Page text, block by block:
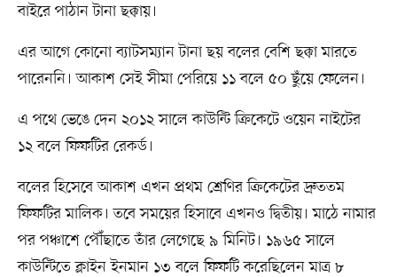
বাইরে পাঠান টানা ছক্কায়।
এর আগে কোনো ব্যাটসম্যান টানা ছয় বলের বেশি ছক্কা মারতে
পারেননি। আকাশ সেই সীমা পেরিয়ে ১১ বলে ৫০ ছুঁয়ে ফেলেন।
এ পথে ভেঙে দেন ২০১২ সালে কাউন্টি ক্রিকেটে ওয়েন নাইটের
১২ বলে ফিফটির রেকর্ড।
বলের হিসেবে আকাশ এখন প্রথম শ্রেণির ক্রিকেটের দ্রুততম
ফিফটির মালিক। তবে সময়ের হিসাবে এখনও দ্বিতীয়। মাঠে নামার
পর পঞ্চাশে পৌঁছাতে তাঁর লেগেছে ৯ মিনিট। ১৯৬৫ সালে
কাউন্টিতে ক্লাইন ইনমান ১৩ বলে ফিফটি করেছিলেন মাত্র ৮